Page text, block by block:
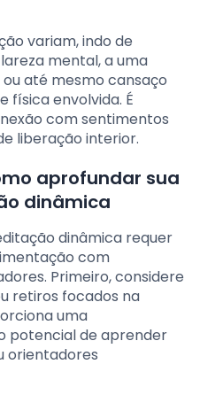
variam, indo de
mental, a uma
até mesmo cansaço
física envolvida. É
com sentimentos
liberação interior.
aprofundar sua
dinâmica
dinâmica requer
com
Primeiro, considere
retiros focados na
uma
potencial de aprender
orientadores